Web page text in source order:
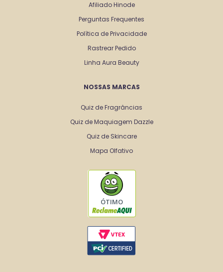
Afiliado Hinode
Perguntas Frequentes
Política de Privacidade
Rastrear Pedido
Linha Aura Beauty
NOSSAS MARCAS
Quiz de Fragrâncias
Quiz de Maquiagem Dazzle
Quiz de Skincare
Mapa Olfativo
ÓTIMO